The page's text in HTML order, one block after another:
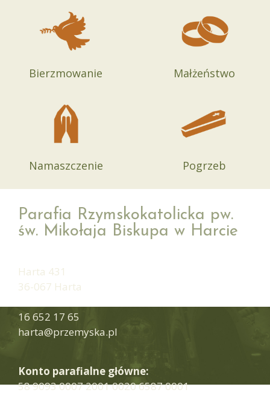
Bierzmowanie Małżeństwo
Namaszczenie Pogrzeb
Parafia Rzymskokatolicka pw.
św. Mikołaja Biskupa w Harcie
Harta 431
36-067 Harta
16 652 17 65
harta@przemyska.pl
Konto parafialne główne:
58 9093 0007 2001 0020 6587 0001